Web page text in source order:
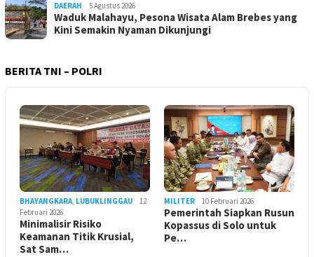
DAERAH 5 Agustus 2026
Waduk Malahayu, Pesona Wisata Alam Brebes yang
Kini Semakin Nyaman Dikunjungi
BERITA TNI – POLRI
BHAYANGKARA, LUBUKLINGGAU
12
Februari 2026
Minimalisir Risiko
Keamanan Titik Krusial,
Sat Sam…
MILITER 10 Februari 2026
Pemerintah Siapkan Rusun
Kopassus di Solo untuk
Pe…